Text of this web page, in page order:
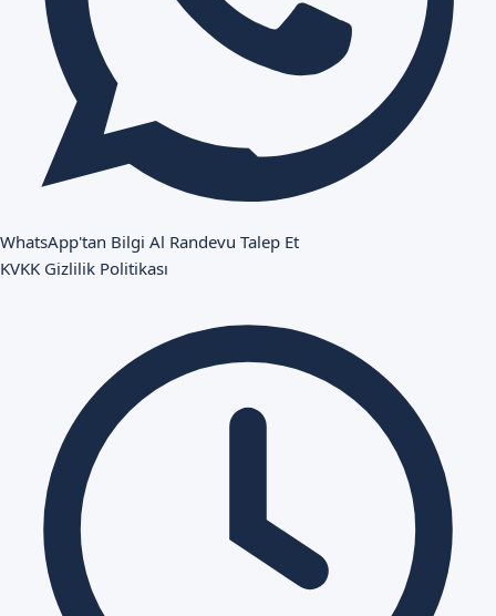
WhatsApp'tan Bilgi Al Randevu Talep Et
KVKK Gizlilik Politikası